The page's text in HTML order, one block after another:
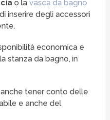
o lavasca da bagno
inserire degli accessori
economica e
stanza da bagno, in
tener conto delle
e anche del